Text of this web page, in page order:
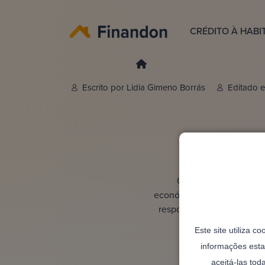
Este site utiliza
informações
aceitá-las
CRÉDITO À
Escrito por Lidia Gimeno Borrás Editado
Apoio
O apoio crédito
económico desafiante.
resposta eficaz para